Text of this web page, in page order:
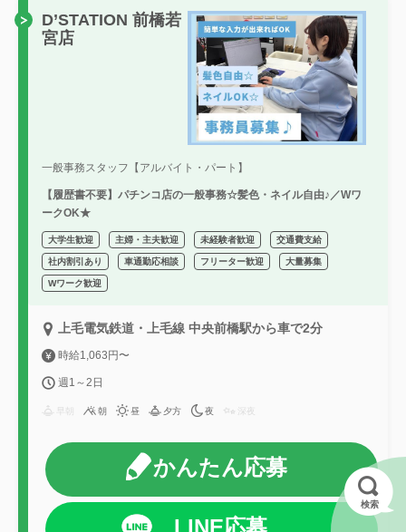
D’STATION 前橋若
宮店
一般事務スタッフ【アルバイト・パート】
【履歴書不要】パチンコ店の一般事務☆髪色・ネイル自由♪／Wワ
ークOK★
大学生歓迎 主婦・主夫歓迎 未経験者歓迎 交通費支給
社内割引あり 車通勤応相談 フリーター歓迎 大量募集
Wワーク歓迎
上毛電気鉄道・上毛線 中央前橋駅から車で2分
時給1,063円〜
週1～2日
朝 昼 夕方 夜 深夜
かんたん応募
LINE応募
検索